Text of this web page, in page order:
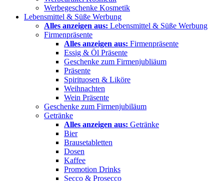
Werbegeschenke Kosmetik
Lebensmittel & Süße Werbung
Alles anzeigen aus: Lebensmittel & Süße Werbung
Firmenpräsente
Alles anzeigen aus: Firmenpräsente
Essig & Öl Präsente
Geschenke zum Firmenjubliäum
Präsente
Spirituosen & Liköre
Weihnachten
Wein Präsente
Geschenke zum Firmenjubiläum
Getränke
Alles anzeigen aus: Getränke
Bier
Brausetabletten
Dosen
Kaffee
Promotion Drinks
Secco & Prosecco